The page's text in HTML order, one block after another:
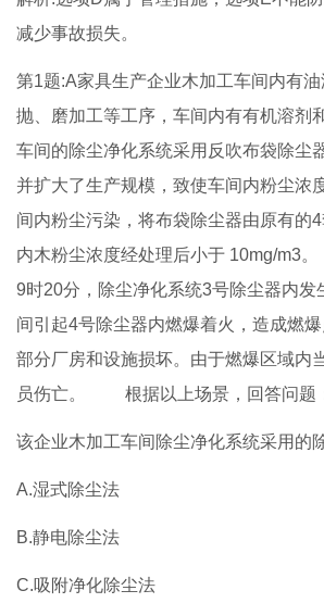
减少事故损失。
第1题:A家具生产企业木加工车间内有油
抛、磨加工等工序，车间内有有机溶剂
车间的除尘净化系统采用反吹布袋除尘
并扩大了生产规模，致使车间内粉尘浓
间内粉尘污染，将布袋除尘器由原有的
内木粉尘浓度经处理后小于 10mg/
9时20分，除尘净化系统3号除尘器内发
间引起4号除尘器内燃爆着火，造成燃
部分厂房和设施损坏。由于燃爆区域内
员伤亡。 根据以上场景，回答问题
该企业木加工车间除尘净化系统采用的
A.湿式除尘法
B.静电除尘法
C.吸附净化除尘法